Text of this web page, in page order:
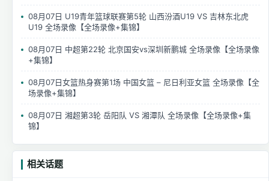
08月07日 U19青年篮球联赛第5轮 山西汾酒U19 VS 吉林东北虎
U19 全场录像【全场录像+集锦】
08月07日 中超第22轮 北京国安vs深圳新鹏城 全场录像【全场录像
+集锦】
08月07日女篮热身赛第1场 中国女篮 – 尼日利亚女篮 全场录像【全
场录像+集锦】
08月07日 湘超第3轮 岳阳队 VS 湘潭队 全场录像【全场录像+集
锦】
相关话题